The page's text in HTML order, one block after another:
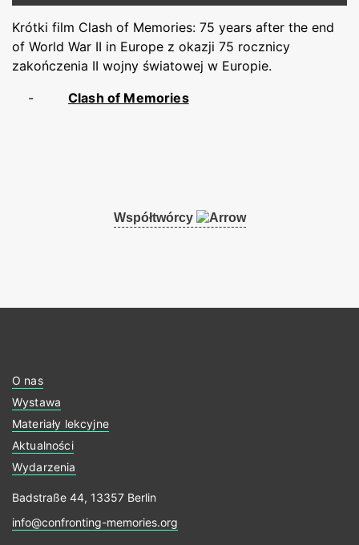
Krótki film Clash of Memories: 75 years after the end
of World War II in Europe z okazji 75 rocznicy
zakończenia II wojny światowej w Europie.
Clash of Memories
Współtwórcy
O nas
Wystawa
Materiały lekcyjne
Aktualności
Wydarzenia
Badstraße 44, 13357 Berlin
info@confronting-memories.org